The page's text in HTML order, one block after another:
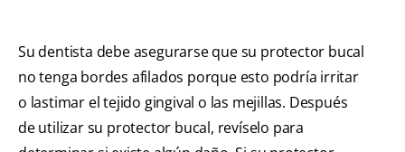
Su dentista debe asegurarse que su protector bucal
no tenga bordes afilados porque esto podría irritar
o lastimar el tejido gingival o las mejillas. Después
de utilizar su protector bucal, revíselo para